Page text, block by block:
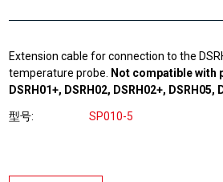
Extension cable for connection to the
temperature probe.
Not compatible with
DSRH01+, DSRH02, DSRH02+, DSRH05,
型号 SP010-5